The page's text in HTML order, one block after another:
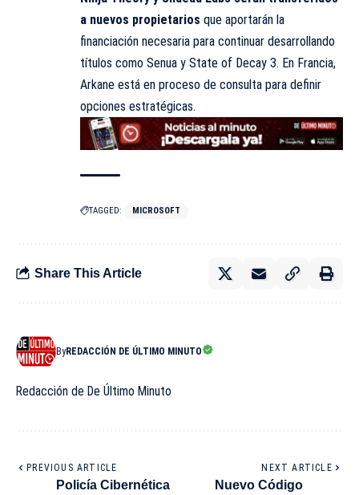
a nuevos propietarios que aportarán la
financiación necesaria para continuar desarrollando
títulos como Senua y State of Decay 3. En Francia,
Arkane está en proceso de consulta para definir
opciones estratégicas.
TAGGED: MICROSOFT
Share This Article
ByREDACCIÓN DE ÚLTIMO MINUTO
Redacción de De Último Minuto
PREVIOUS ARTICLE
Policía Cibernética
NEXT ARTICLE
Nuevo Código